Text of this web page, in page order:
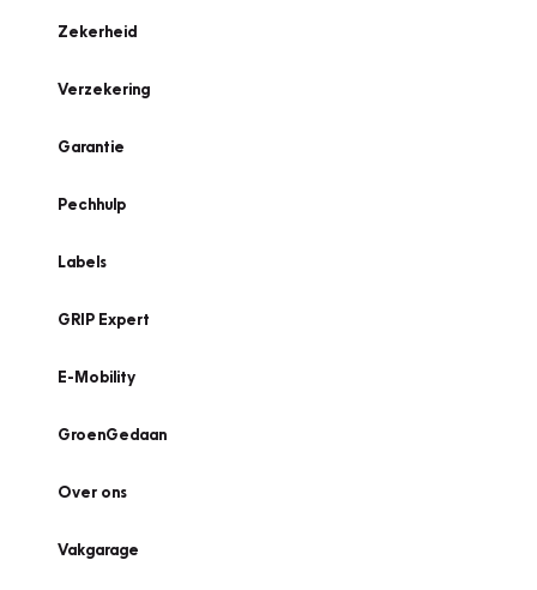
Zekerheid
Verzekering
Garantie
Pechhulp
Labels
GRIP Expert
E-Mobility
GroenGedaan
Over ons
Vakgarage